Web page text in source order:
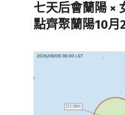
七天后會蘭陽 ×
點齊聚蘭陽10月